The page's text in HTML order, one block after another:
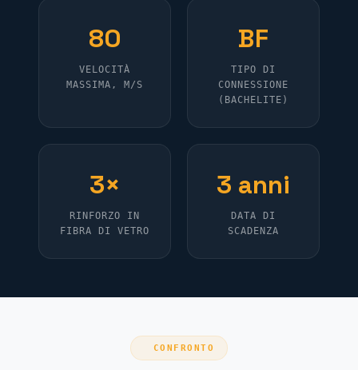
80
VELOCITÀ
MASSIMA, M/S
BF
TIPO DI
CONNESSIONE
(BACHELITE)
3×
RINFORZO IN
FIBRA DI VETRO
3 anni
DATA DI
SCADENZA
CONFRONTO